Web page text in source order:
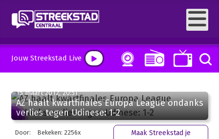
Jouw Streekstad Live
15 maart 2012, 20:51
AZ haalt kwartfinales Europa League ondanks
verlies tegen Udinese: 1-2
Door: Bekeken: 2256x
Maak Streekstad je